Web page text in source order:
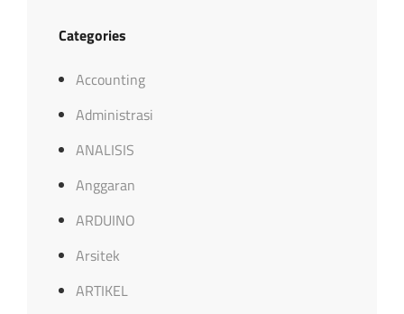
Categories
Accounting
Administrasi
ANALISIS
Anggaran
ARDUINO
Arsitek
ARTIKEL